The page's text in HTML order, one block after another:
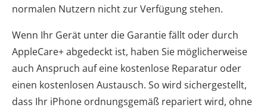
normalen Nutzern nicht zur Verfügung stehen.
Wenn Ihr Gerät unter die Garantie fällt oder durch
AppleCare+ abgedeckt ist, haben Sie möglicherweise
auch Anspruch auf eine kostenlose Reparatur oder
einen kostenlosen Austausch. So wird sichergestellt,
dass Ihr iPhone ordnungsgemäß repariert wird, ohne